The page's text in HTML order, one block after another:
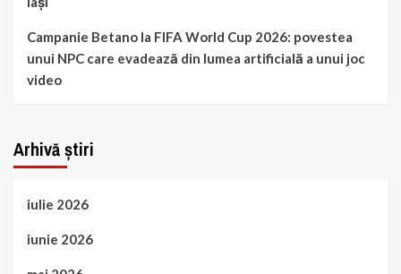
Campanie Betano la FIFA World Cup 2026: povestea
unui NPC care evadează din lumea artificială a unui joc
video
Arhivă știri
iulie 2026
iunie 2026